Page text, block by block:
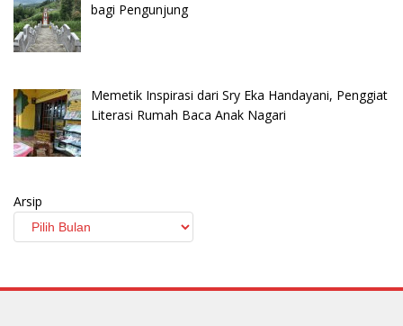
bagi Pengunjung
Memetik Inspirasi dari Sry Eka Handayani, Penggiat
Literasi Rumah Baca Anak Nagari
Arsip